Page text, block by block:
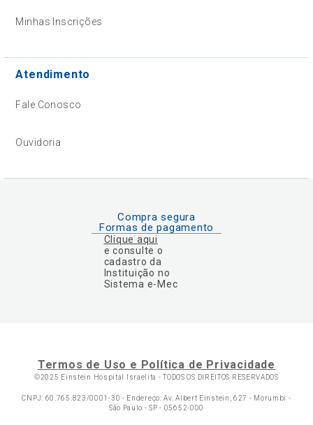
Minhas Inscrições
Atendimento
Fale Conosco
Ouvidoria
Compra segura
Formas de pagamento
Clique aqui
e consulte o
cadastro da
Instituição no
Sistema e-Mec
Termos de Uso e Política de Privacidade
©2025 Einstein Hospital Israelita -TODOS OS DIREITOS RESERVADOS
CNPJ: 60.765.823/0001-30 - Endereço: Av. Albert Einstein, 627 - Morumbi -
São Paulo - SP - 05652-000